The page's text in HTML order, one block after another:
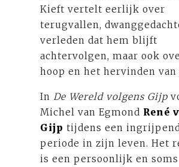
Kieft vertelt eerlijk over
terugvallen,
verleden dat hem blijft
achtervolgen, maar ook
hoop en het hervinden van
In De Wereld volgens Gijp
Michel van Egmond René
Gijp tijdens een
periode in zijn leven. Het
is een persoonlijk en soms